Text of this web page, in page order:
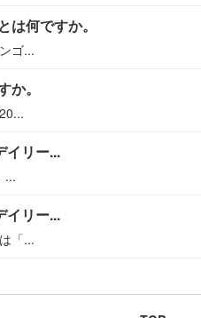
は何ですか。
ゴ...
。
イリー...
...
イリー...
「...